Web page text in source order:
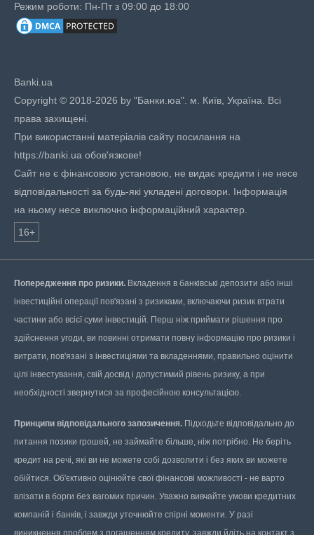
Режим роботи: Пн-Пт з 09:00 до 18:00
Banki.ua
Copyright © 2018-2026 by "Банки.юа". м. Київ, Україна. Всі
права захищені.
При використанні матеріалів сайту посилання на
https://banki.ua обов'язкове!
Сайт не є фінансовою установою, не видає кредити і не несе
відповідальності за будь-які укладені договори. Інформація
на ньому несе виключно інформаційний характер.
16+
Попередження про ризики. Вкладення в банківські депозити або інші
інвестиційні операції пов'язані з ризиками, включаючи ризик втрати
частини або всієї суми інвестицій. Перш ніж приймати рішення про
здійснення угоди, ви повинні отримати повну інформацію про ризики і
витрати, пов'язані з інвестиціями та вкладеннями, правильно оцінити
цілі інвестування, свій досвід і допустимий рівень ризику, а при
необхідності звернутися за професійною консультацією.
Принципи відповідального запозичення. Підходьте відповідально до
питання позики грошей, не займайте більше, ніж потрібно. Не беріть
кредит на речі, які ви не можете собі дозволити і без яких ви можете
обійтися. Об'єктивно оцінюйте свої фінансові можливості - не варто
влізати в борги без вагомих причин. Уважно вивчайте умови кредитних
компаній і банків, і завжди уточнюйте спірні моменти. У разі
виникнення проблем з погашенням кредиту, завжди йдіть на контакт з